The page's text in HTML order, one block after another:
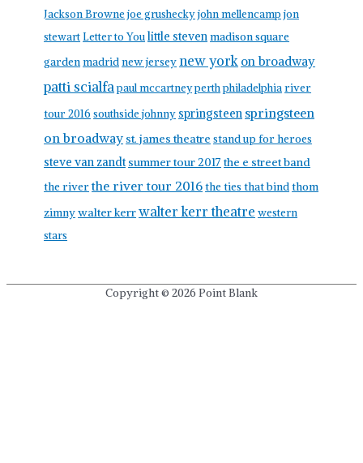
Jackson Browne joe grusheckyjohn mellencamp jon
stewartLetter to Youlittle stevenmadison square
gardenmadridnew jerseynew york on broadway
patti scialfapaul mccartneyperthphiladelphiariver
tour 2016southside johnny springsteen springsteen
on broadway st. james theatre stand up for heroes
steve van zandt summer tour 2017 the e street band
the riverthe river tour 2016the ties that bindthom
zimnywalter kerrwalter kerr theatre western
stars
Copyright © 2026 Point Blank